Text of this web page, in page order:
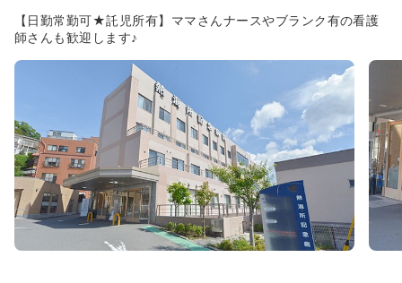
100%病院負担です。
◆認定看護師の資格取得をバックアップします！同院に2
≪長期休暇も取得可能≫
◆年に1回7～8日間の長期連休が取得可能！！実際に90%
以上の方が長期休暇を取得されています♪お休みを利用して
海外旅行や家族との時間などを満喫されたい方にもオスス
メの求人です！
【日勤常勤可★託児所有】ママさんナースやブランク有の看護
師さんも歓迎します♪